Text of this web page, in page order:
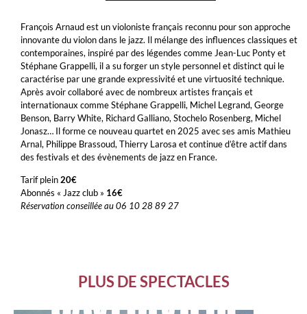
François Arnaud est un violoniste français reconnu pour son approche
innovante du violon dans le jazz. Il mélange des influences classiques et
contemporaines, inspiré par des légendes comme Jean-Luc Ponty et
Stéphane Grappelli, il a su forger un style personnel et distinct qui le
caractérise par une grande expressivité et une virtuosité technique.
Après avoir collaboré avec de nombreux artistes français et
internationaux comme Stéphane Grappelli, Michel Legrand, George
Benson, Barry White, Richard Galliano, Stochelo Rosenberg, Michel
Jonasz… Il forme ce nouveau quartet en 2025 avec ses amis Mathieu
Arnal, Philippe Brassoud, Thierry Larosa et continue d’être actif dans
des festivals et des évènements de jazz en France.
Tarif plein20€
Abonnés « Jazz club » 16€
Réservation conseillée au 06 10 28 89 27
PLUS DE SPECTACLES